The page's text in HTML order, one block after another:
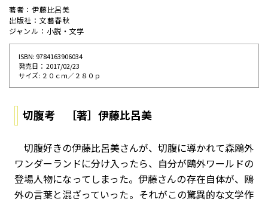
著者：伊藤比呂美
出版社：文藝春秋
ジャンル：小説・文学
ISBN: 9784163906034
発売⽇： 2017/02/23
サイズ: ２０ｃｍ／２８０ｐ
切腹考 ［著］ 伊藤比呂美
切腹好きの伊藤比呂美さんが、切腹に導かれて森鴎外
ワンダーランドに分け入ったら、自分が鴎外ワールドの
登場人物になってしまった。伊藤さんの存在自体が、鴎
外の言葉と混ざっていった。それがこの驚異的な文学作